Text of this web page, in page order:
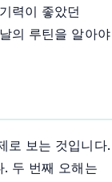
력이 좋았던
의 루틴을 알아야
로 보는 것입니다.
. 두 번째 오해는